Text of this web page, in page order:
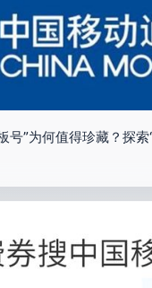
号”为何值得珍藏？探索